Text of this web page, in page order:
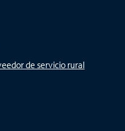
de servicio rural